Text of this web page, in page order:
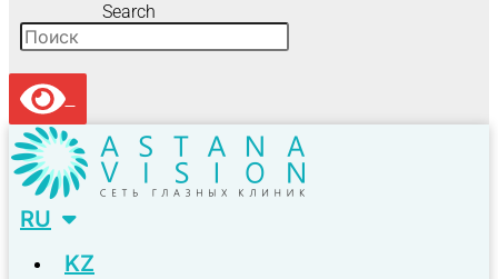
Search
RU
KZ